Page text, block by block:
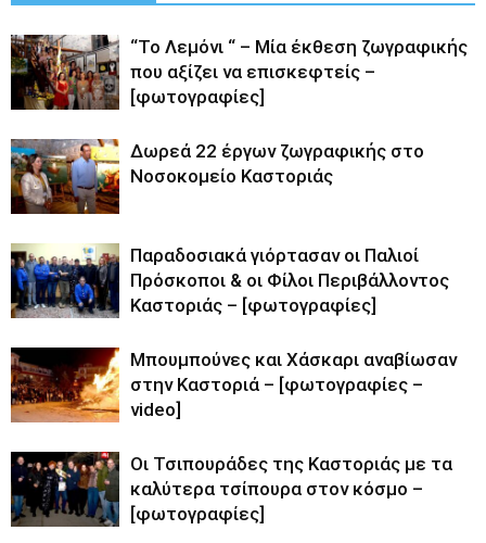
“Το Λεμόνι “ – Μία έκθεση ζωγραφικής
που αξίζει να επισκεφτείς –
[φωτογραφίες]
Δωρεά 22 έργων ζωγραφικής στο
Νοσοκομείο Καστοριάς
Παραδοσιακά γιόρτασαν οι Παλιοί
Πρόσκοποι & οι Φίλοι Περιβάλλοντος
Καστοριάς – [φωτογραφίες]
Μπουμπούνες και Χάσκαρι αναβίωσαν
στην Καστοριά – [φωτογραφίες –
video]
Oι Τσιπουράδες της Καστοριάς με τα
καλύτερα τσίπουρα στον κόσμο –
[φωτογραφίες]